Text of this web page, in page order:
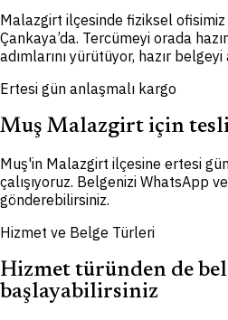
Malazgirt ilçesinde fiziksel
Çankaya’da. Tercümeyi orada
adımlarını yürütüyor, hazır
Ertesi gün anlaşmalı kargo
Muş Malazgirt için
Muş'in Malazgirt ilçesine ertesi
çalışıyoruz. Belgenizi WhatsApp
gönderebilirsiniz.
Hizmet ve Belge Türleri
Hizmet türünden de
başlayabilirsiniz